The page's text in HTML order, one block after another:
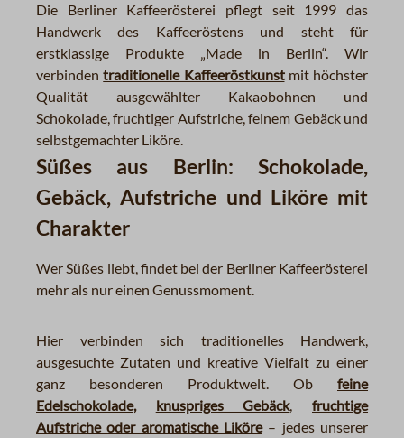
Die Berliner Kaffeerösterei pflegt seit 1999 das
Handwerk des Kaffeeröstens und steht für
erstklassige Produkte „Made in Berlin“. Wir
verbindentraditionelle Kaffeeröstkunstmit höchster
Qualität ausgewählter Kakaobohnen und
Schokolade, fruchtiger Aufstriche, feinem Gebäck und
selbstgemachter Liköre.
Süßes aus Berlin: Schokolade,
Gebäck, Aufstriche und Liköre mit
Charakter
Wer Süßes liebt, findet bei der Berliner Kaffeerösterei
mehr als nur einen Genussmoment.
Hier verbinden sich traditionelles Handwerk,
ausgesuchte Zutaten und kreative Vielfalt zu einer
ganz besonderen Produktwelt. Ob feine
Edelschokolade,
knuspriges Gebäck,fruchtige
Aufstriche oder aromatische Liköre– jedes unserer